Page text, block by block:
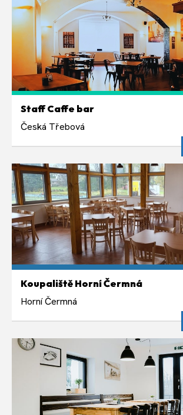
Liché týdny ve středu 19:00
Staff Caffe bar
Česká Třebová
ČTVRTEK 13. SRPNA
Týdně ve čtvrtek 19:00
Koupaliště Horní Čermná
Horní Čermná